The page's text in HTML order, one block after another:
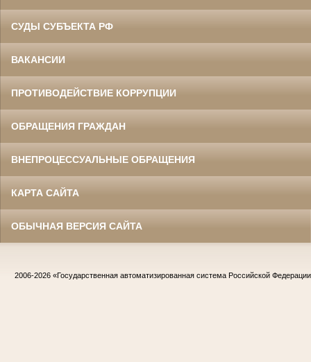
СУДЫ СУБЪЕКТА РФ
ВАКАНСИИ
ПРОТИВОДЕЙСТВИЕ КОРРУПЦИИ
ОБРАЩЕНИЯ ГРАЖДАН
ВНЕПРОЦЕССУАЛЬНЫЕ ОБРАЩЕНИЯ
КАРТА САЙТА
ОБЫЧНАЯ ВЕРСИЯ САЙТА
2006-2026 «Государственная автоматизированная система Российской